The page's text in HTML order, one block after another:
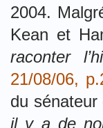
2004.
Kean et
raconter
21/08/06,
du sénateur
il y a de